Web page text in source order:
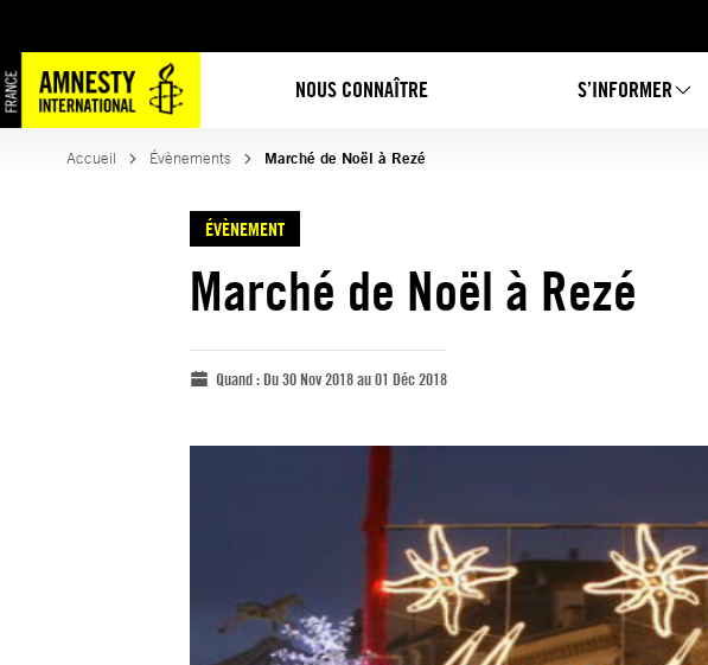
NOUS CONNAÎTRE S’INFORMER
Accueil Évènements Marché de Noël à Rezé
ÉVÈNEMENT
Marché de Noël à Rezé
Quand :Du 30 Nov 2018 au 01 Déc 2018